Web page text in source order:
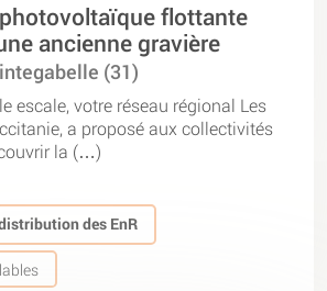
flottante
ancienne gravière
(31)
escale, votre réseau régional Les
a proposé aux collectivités
la (…)
des EnR